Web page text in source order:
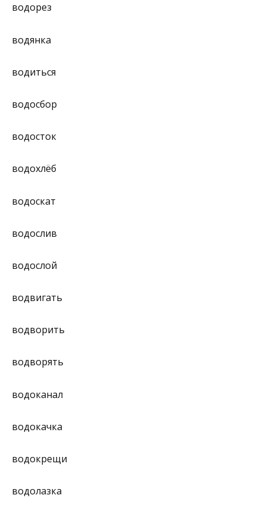
водорез
водянка
водиться
водосбор
водосток
водохлёб
водоскат
водослив
водослой
водвигать
водворить
водворять
водоканал
водокачка
водокрещи
водолазка